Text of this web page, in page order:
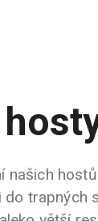
našich
trapných